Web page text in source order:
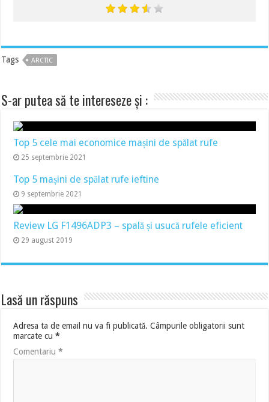
Tags ARCTIC
S-ar putea să te intereseze și :
Top 5 cele mai economice mașini de spălat rufe
25 septembrie 2021
Top 5 mașini de spălat rufe ieftine
9 septembrie 2021
Review LG F1496ADP3 – spală și usucă rufele eficient
29 august 2019
Lasă un răspuns
Adresa ta de email nu va fi publicată. Câmpurile obligatorii sunt
marcate cu*
Comentariu*